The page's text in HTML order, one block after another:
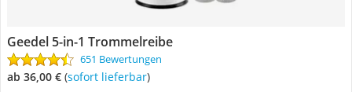
Geedel 5-in-1 Trommelreibe
651 Bewertungen
ab 36,00 € ( Sofort lieferbar)